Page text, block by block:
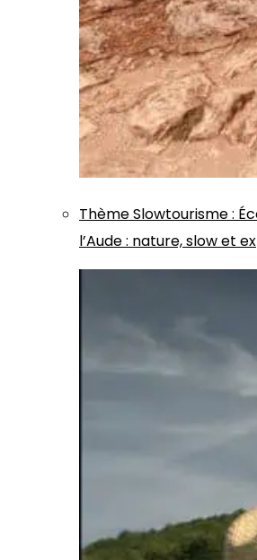
ThèmeSlowtourisme:
l’Aude : nature, slow et